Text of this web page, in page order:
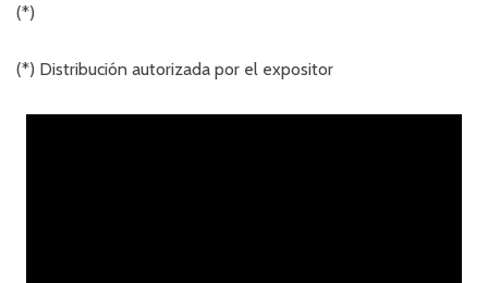
(*)
(*) Distribución autorizada por el expositor